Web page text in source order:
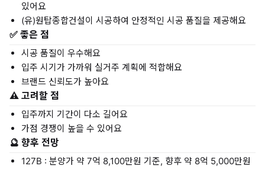
있어요
(유)원탑종합건설이 시공하여 안정적인 시공 품질을 제공해요
✅ 좋은 점
시공 품질이 우수해요
입주 시기가 가까워 실거주 계획에 적합해요
브랜드 신뢰도가 높아요
⚠️ 고려할 점
입주까지 기간이 다소 길어요
가점 경쟁이 높을 수 있어요
🔮 향후 전망
127B : 분양가 약 7억 8,100만원 기준, 향후 약 8억 5,000만원